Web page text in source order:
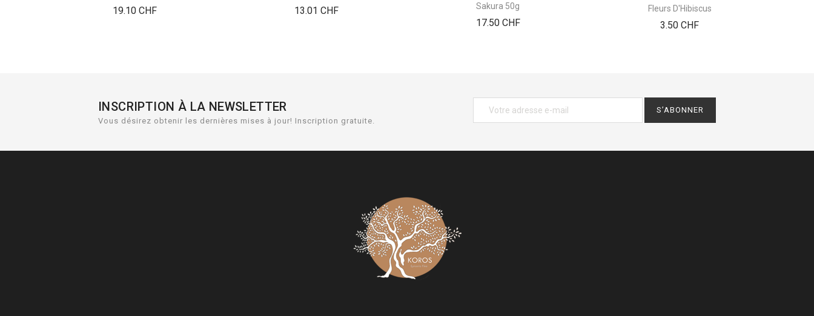
19.10 CHFPrix 13.01 CHFPrix
Sakura 50g
17.50 CHFPrix
Fleurs D'Hibiscus
3.50 CHFPrix
INSCRIPTION À LA NEWSLETTER
Vous désirez obtenir les dernières mises à jour! Inscription gratuite.